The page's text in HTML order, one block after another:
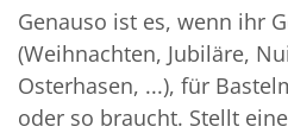
Genauso ist es, wenn ihr
(Weihnachten, Jubiläre,
Osterhasen, ...), für
oder so braucht. Stellt